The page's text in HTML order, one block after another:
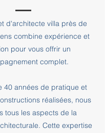
d'architecte villa près de
combine expérience et
pour vous offrir un
complet.
40 années de pratique et
réalisées, nous
tous les aspects de la
Cette expertise